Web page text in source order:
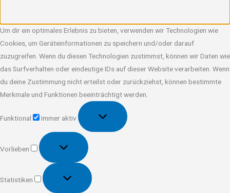
Um dir ein optimales Erlebnis zu bieten, verwenden wir Technologien wie
Cookies, um Geräteinformationen zu speichern und/oder darauf
zuzugreifen. Wenn du diesen Technologien zustimmst, können wir Daten wie
das Surfverhalten oder eindeutige IDs auf dieser Website verarbeiten. Wenn
du deine Zustimmung nicht erteilst oder zurückziehst, können bestimmte
Merkmale und Funktionen beeinträchtigt werden.
Funktional
Immer aktiv
Vorlieben
Vorlieben
Statistiken
Statistiken